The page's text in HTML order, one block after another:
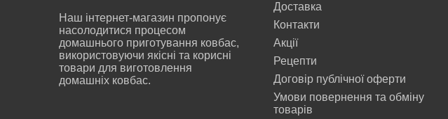
Наш інтернет-магазин пропонує
насолодитися процесом
домашнього приготування ковбас,
використовуючи якісні та корисні
товари для виготовлення
домашніх ковбас.
Доставка
Контакти
Акції
Рецепти
Договір публічної оферти
Умови повернення та обміну
товарів